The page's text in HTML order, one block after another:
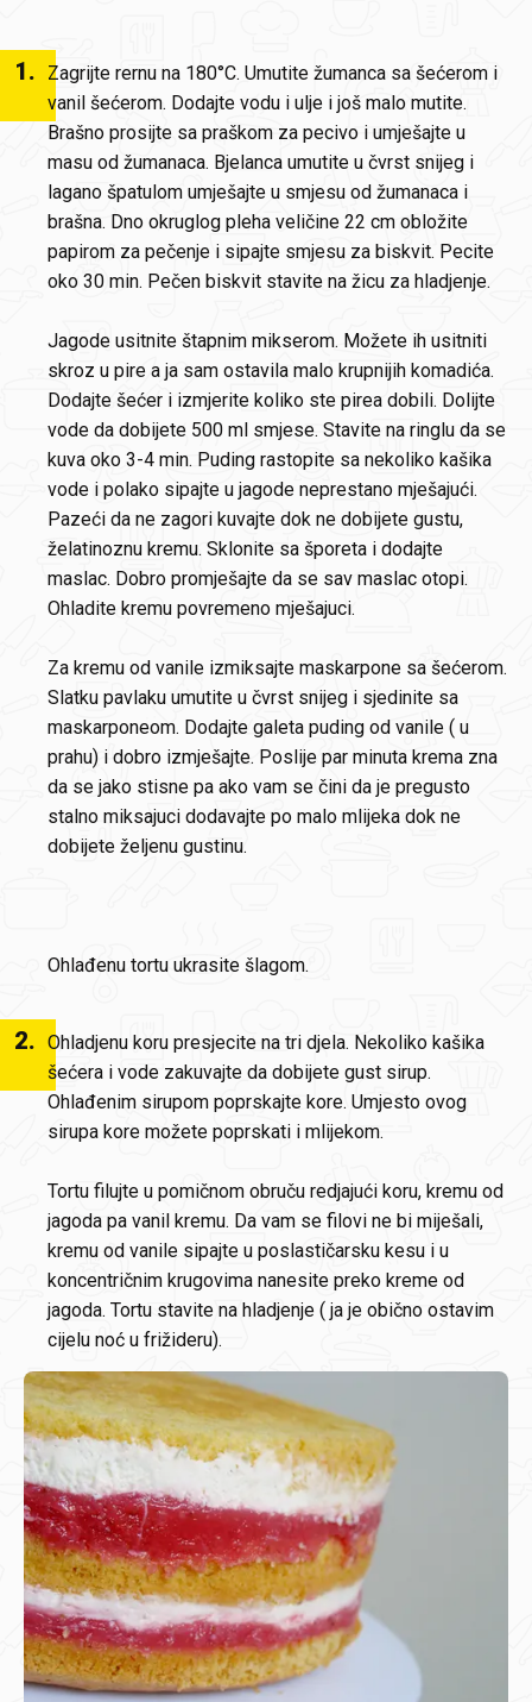
1.
Zagrijte rernu na 180°C. Umutite žumanca sa šećerom i
vanil šećerom. Dodajte vodu i ulje i još malo mutite.
Brašno prosijte sa praškom za pecivo i umješajte u
masu od žumanaca. Bjelanca umutite u čvrst snijeg i
lagano špatulom umješajte u smjesu od žumanaca i
brašna. Dno okruglog pleha veličine 22 cm obložite
papirom za pečenje i sipajte smjesu za biskvit. Pecite
oko 30 min. Pečen biskvit stavite na žicu za hladjenje.
Jagode usitnite štapnim mikserom. Možete ih usitniti
skroz u pire a ja sam ostavila malo krupnijih komadića.
Dodajte šećer i izmjerite koliko ste pirea dobili. Dolijte
vode da dobijete 500 ml smjese. Stavite na ringlu da se
kuva oko 3-4 min. Puding rastopite sa nekoliko kašika
vode i polako sipajte u jagode neprestano mješajući.
Pazeći da ne zagori kuvajte dok ne dobijete gustu,
želatinoznu kremu. Sklonite sa šporeta i dodajte
maslac. Dobro promješajte da se sav maslac otopi.
Ohladite kremu povremeno mješajuci.
Za kremu od vanile izmiksajte maskarpone sa šećerom.
Slatku pavlaku umutite u čvrst snijeg i sjedinite sa
maskarponeom. Dodajte galeta puding od vanile ( u
prahu) i dobro izmješajte. Poslije par minuta krema zna
da se jako stisne pa ako vam se čini da je pregusto
stalno miksajuci dodavajte po malo mlijeka dok ne
dobijete željenu gustinu.
Ohlađenu tortu ukrasite šlagom.
2. Ohladjenu koru presjecite na tri djela. Nekoliko kašika
šećera i vode zakuvajte da dobijete gust sirup.
Ohlađenim sirupom poprskajte kore. Umjesto ovog
sirupa kore možete poprskati i mlijekom.
Tortu filujte u pomičnom obruču redjajući koru, kremu od
jagoda pa vanil kremu. Da vam se filovi ne bi miješali,
kremu od vanile sipajte u poslastičarsku kesu i u
koncentričnim krugovima nanesite preko kreme od
jagoda. Tortu stavite na hladjenje ( ja je obično ostavim
cijelu noć u frižideru).